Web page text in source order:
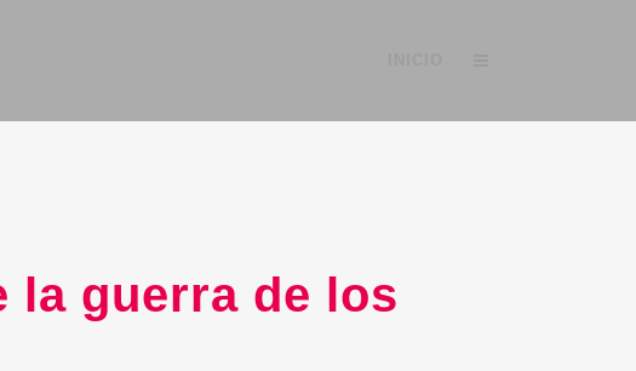
la guerra de los